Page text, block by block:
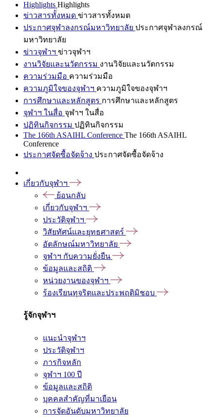
Highlights Highlights
ข่าวสารทั้งหมด ข่าวสารทั้งหมด
ประกาศจุฬาลงกรณ์มหาวิทยาลัย ประกาศจุฬาลงกรณ์
มหาวิทยาลัย
ข่าวจุฬาฯ ข่าวจุฬาฯ
งานวิจัยและนวัตกรรม งานวิจัยและนวัตกรรม
ความร่วมมือ ความร่วมมือ
ความภูมิใจของจุฬาฯ ความภูมิใจของจุฬาฯ
การศึกษาและหลักสูตร การศึกษาและหลักสูตร
จุฬาฯ ในสื่อ จุฬาฯ ในสื่อ
ปฏิทินกิจกรรม ปฏิทินกิจกรรม
The 166th ASAIHL Conference The 166th ASAIHL
Conference
ประกาศจัดซื้อจัดจ้าง ประกาศจัดซื้อจัดจ้าง
เกี่ยวกับจุฬาฯ
ย้อนกลับ
เกี่ยวกับจุฬาฯ
ประวัติจุฬาฯ
วิสัยทัศน์และยุทธศาสตร์
อัตลักษณ์มหาวิทยาลัย
จุฬาฯ กับความยั่งยืน
ข้อมูลและสถิติ
หน่วยงานของจุฬาฯ
ร้องเรียนทุจริตและประพฤติมิชอบ
รู้จักจุฬาฯ
แนะนำจุฬาฯ
ประวัติจุฬาฯ
ภารกิจหลัก
จุฬาฯ 100 ปี
ข้อมูลและสถิติ
บุคคลสำคัญที่มาเยือน
การจัดอันดับมหาวิทยาลัย